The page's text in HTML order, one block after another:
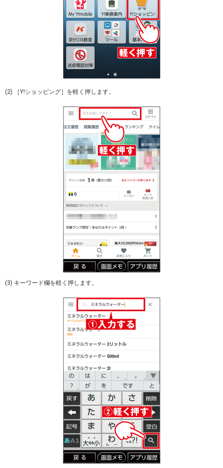
(2) ［Y!ショッピング］を軽く押します。
(3) キーワード欄を軽く押します。